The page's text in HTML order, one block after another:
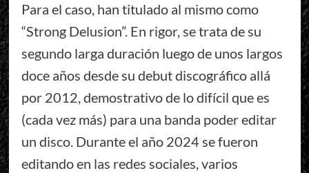
Para el caso, han titulado al mismo como
“Strong Delusion”. En rigor, se trata de su
segundo larga duración luego de unos largos
doce años desde su debut discográfico allá
por 2012, demostrativo de lo difícil que es
(cada vez más) para una banda poder editar
un disco. Durante el año 2024 se fueron
editando en las redes sociales, varios